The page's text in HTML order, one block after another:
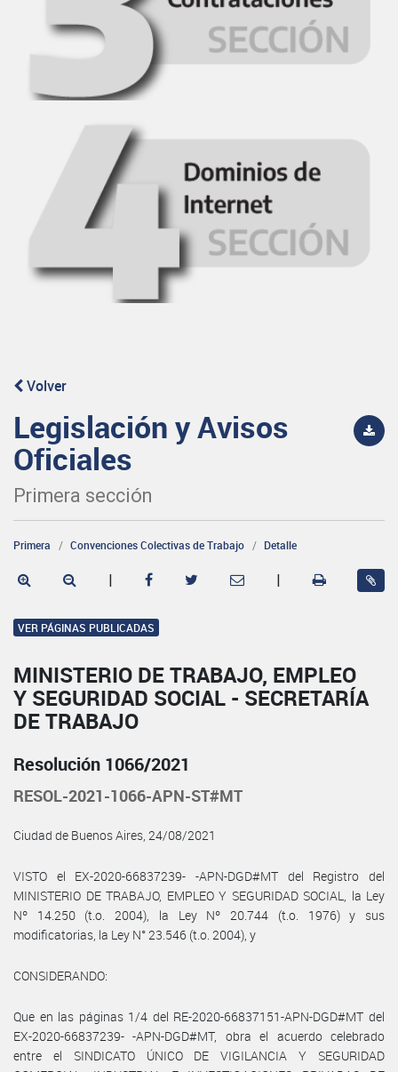
Volver
Legislación y Avisos
Oficiales
Primera sección
Primera Convenciones Colectivas de Trabajo Detalle
| |
VER PÁGINAS PUBLICADAS
MINISTERIO DE TRABAJO, EMPLEO
Y SEGURIDAD SOCIAL - SECRETARÍA
DE TRABAJO
Resolución 1066/2021
RESOL-2021-1066-APN-ST#MT
Ciudad de Buenos Aires, 24/08/2021
VISTO el EX-2020-66837239- -APN-DGD#MT del Registro del
MINISTERIO DE TRABAJO, EMPLEO Y SEGURIDAD SOCIAL, la Ley
Nº 14.250 (t.o. 2004), la Ley Nº 20.744 (t.o. 1976) y sus
modificatorias, la Ley N° 23.546 (t.o. 2004), y
CONSIDERANDO:
Que en las páginas 1/4 del RE-2020-66837151-APN-DGD#MT del
EX-2020-66837239- -APN-DGD#MT, obra el acuerdo celebrado
entre el SINDICATO ÚNICO DE VIGILANCIA Y SEGURIDAD